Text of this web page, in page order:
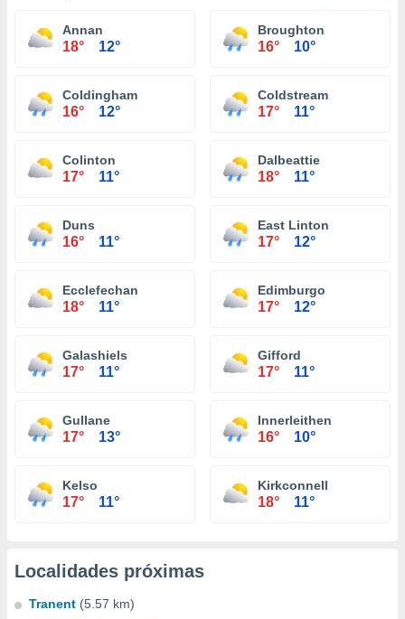
Annan
18° 12°
Broughton
16° 10°
Coldingham
16° 12°
Coldstream
17° 11°
Colinton
17° 11°
Dalbeattie
18° 11°
Duns
16° 11°
East Linton
17° 12°
Ecclefechan
18° 11°
Edimburgo
17° 12°
Galashiels
17° 11°
Gifford
17° 11°
Gullane
17° 13°
Innerleithen
16° 10°
Kelso
17° 11°
Kirkconnell
18° 11°
Localidades próximas
Tranent (5.57 km)